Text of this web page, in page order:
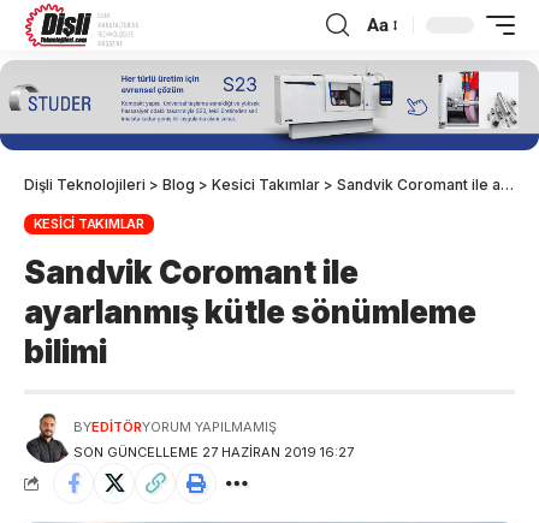
Aa
Dişli Teknolojileri > Blog > Kesici Takımlar > Sandvik Coromant ile ayarlanmış kütle sönümleme bilimi
KESICI TAKIMLAR
Sandvik Coromant ile
ayarlanmış kütle sönümleme
bilimi
SON GÜNCELLEME 27 HAZIRAN 2019 16:27
BYEDITÖRYORUM YAPILMAMIŞ